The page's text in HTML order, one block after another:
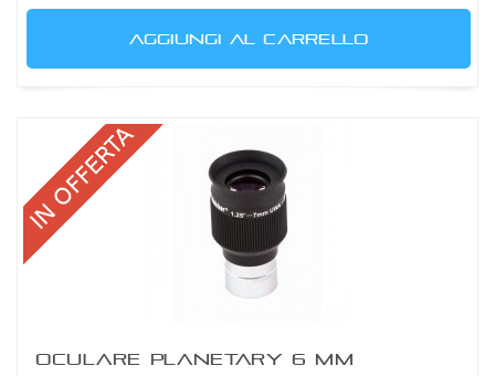
AGGIUNGI AL CARRELLO
OCULARE PLANETARY 6 MM